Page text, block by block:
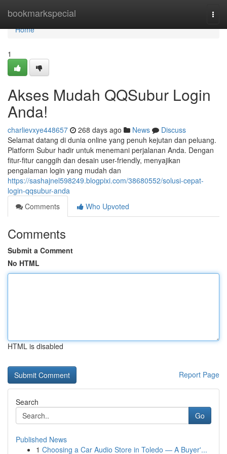
bookmarkspecial
Home
Home
1
Akses Mudah QQSubur Login
Anda!
charlievxye448657 268 days ago News
Discuss
Selamat datang di dunia online yang penuh kejutan dan peluang.
Platform Subur hadir untuk menemani perjalanan Anda. Dengan
fitur-fitur canggih dan desain user-friendly, menyajikan
pengalaman login yang mudah dan
https://sashajnel598249.blogpixi.com/38680552/solusi-cepat-
login-qqsubur-anda
Comments
Who Upvoted
Comments
Submit a Comment
No HTML
HTML is disabled
Report Page
Search
Go
Published News
1 Choosing a Car Audio Store in Toledo — A Buyer'...